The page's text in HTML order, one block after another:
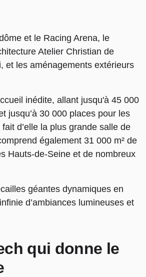
et le Racing Arena, le
Atelier Christian de
et les aménagements extérieurs
inédite, allant jusqu'à 45 000
jusqu’à 30 000 places pour les
d’elle la plus grande salle de
également 31 000 m² de
Hauts-de-Seine et de nombreux
géantes dynamiques en
d’ambiances lumineuses et
qui donne le